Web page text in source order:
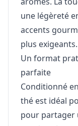
une légèreté
accents
plus exigeants.
Un format
parfaite
Conditionné
thé est idéal
pour partager